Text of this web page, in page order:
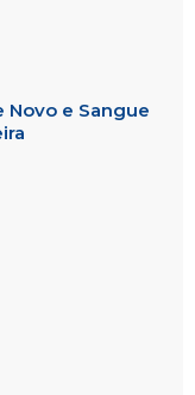
Novo e Sangue